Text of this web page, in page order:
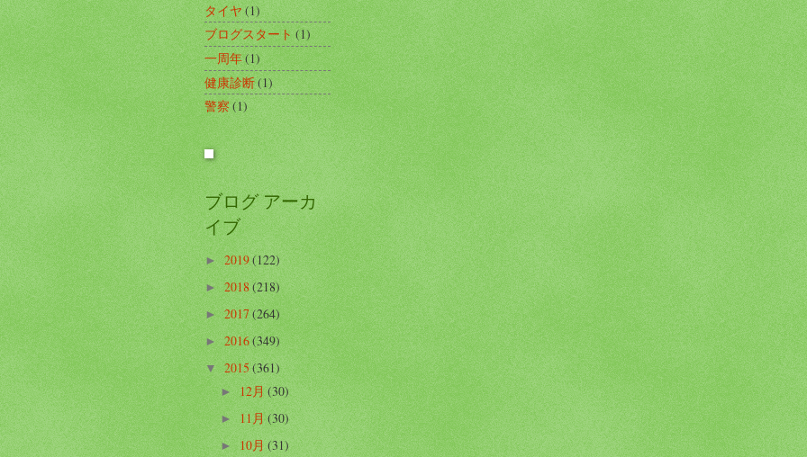
タイヤ(1)
ブログスタート(1)
一周年(1)
健康診断(1)
警察(1)
ブログ アーカ
イブ
►2019(122)
► 2018(218)
►2017(264)
►2016(349)
▼2015(361)
►12月(30)
► 11月(30)
►10月(31)